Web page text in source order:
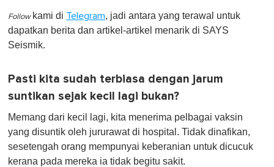
Follow kami di Telegram, jadi antara yang terawal untuk
dapatkan berita dan artikel-artikel menarik di SAYS
Seismik.
Pasti kita sudah terbiasa dengan jarum
suntikan sejak kecil lagi bukan?
Memang dari kecil lagi, kita menerima pelbagai vaksin
yang disuntik oleh jururawat di hospital. Tidak dinafikan,
sesetengah orang mempunyai keberanian untuk dicucuk
kerana pada mereka ia tidak begitu sakit.